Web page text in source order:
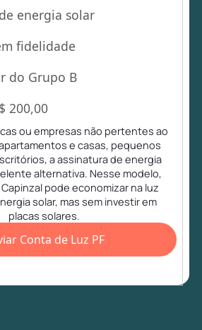
energia solar
fidelidade
do Grupo B
200,00
ou empresas não pertentes ao
e casas, pequenos
a assinatura de energia
alternativa. Nesse modelo,
pode economizar na luz
solar, mas sem investir em
placas solares.
Conta de Luz PF